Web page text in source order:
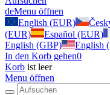
deMenu öffnen
English (EUR)
(EUR)
Español (EUR)
English (GBP)
English
In den Korb gehen0
Korb ist leer
Menu öffnen